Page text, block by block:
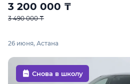
3 200 000 ₸
3 490 000 ₸
26 июня, Астана
Снова в школу